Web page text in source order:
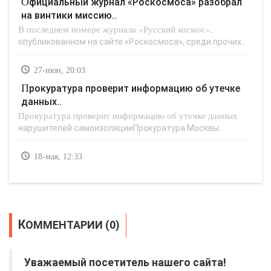
на винтики миссию..
В последнем номере журнала «Русский космос»,
опубликованном на сайте «Роскосмоса», среди прочих..
27-июн, 20:03
Прокуратура проверит информацию об утечке
данных..
Прокуратура проверит информацию об утечке данных
нарушителей самоизоляцииПрокуратура Москвы..
18-мая, 12:33
КОММЕНТАРИИ (0)
Уважаемый посетитель нашего сайта!